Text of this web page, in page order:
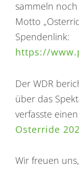
sammeln
Motto
Spendenlink:
https://
Der WDR
über das
verfasste
Osterride
Wir freuen